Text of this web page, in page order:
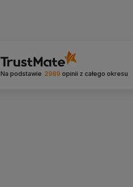
Na podstawie 2989 opinii z całego okresu